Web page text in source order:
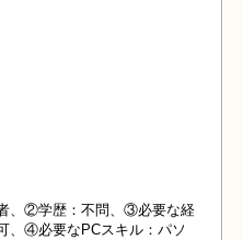
、②学歴：不問、③必要な経
、④必要なPCスキル：パソ